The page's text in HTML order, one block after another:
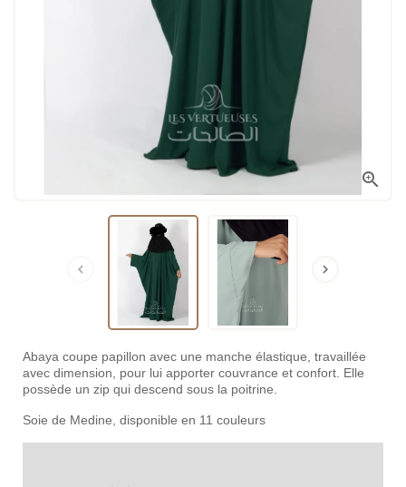

 
Abaya coupe papillon avec une manche élastique, travaillée
avec dimension, pour lui apporter couvrance et confort. Elle
possède un zip qui descend sous la poitrine.
Soie de Medine, disponible en 11 couleurs